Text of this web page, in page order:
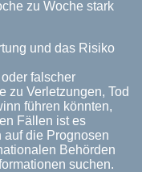
zu Woche stark
und das Risiko
falscher
zu Verletzungen, Tod
führen könnten,
Fällen ist es
auf die Prognosen
Behörden
suchen.